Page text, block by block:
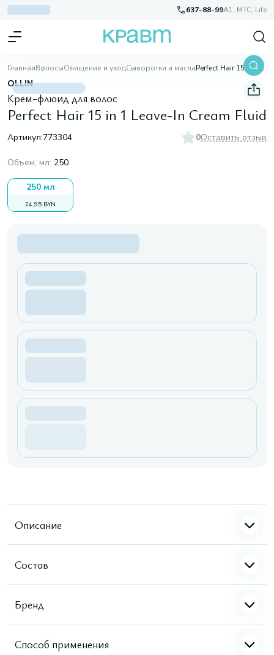
637-88-99A1, МТС, Life
ГлавнаяВолосыОчищение и уходСыворотки и масла Perfect Hair 15 in 1 Leave-In Cream Fluid
OLLIN
Крем-флюид для волос
Perfect Hair 15 in 1 Leave-In Cream Fluid
Артикул:773304 0Оставить отзыв
Объем, мл: 250
250 мл
24,95 BYN
Описание
Состав
Бренд
Способ применения